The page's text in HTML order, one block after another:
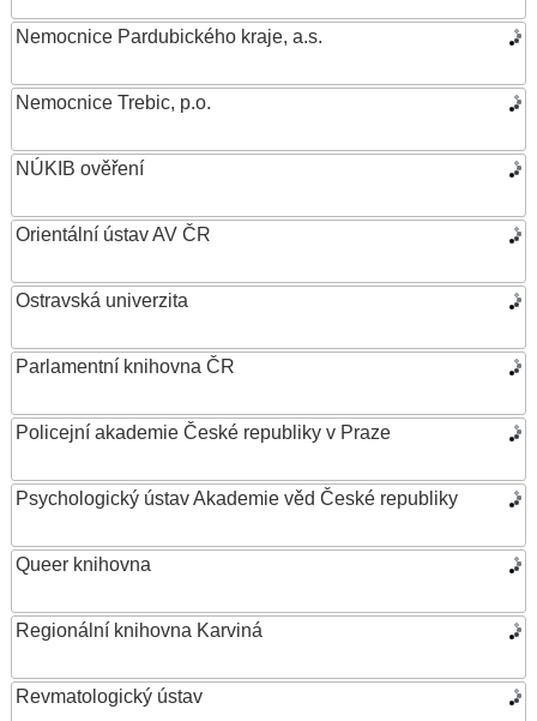
Nemocnice Pardubického kraje, a.s.
Nemocnice Trebic, p.o.
NÚKIB ověření
Orientální ústav AV ČR
Ostravská univerzita
Parlamentní knihovna ČR
Policejní akademie České republiky v Praze
Psychologický ústav Akademie věd České republiky
Queer knihovna
Regionální knihovna Karviná
Revmatologický ústav